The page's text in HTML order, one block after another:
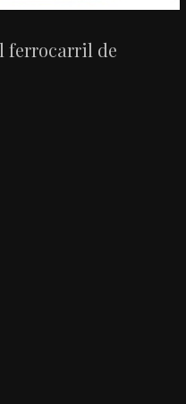
ferrocarril de